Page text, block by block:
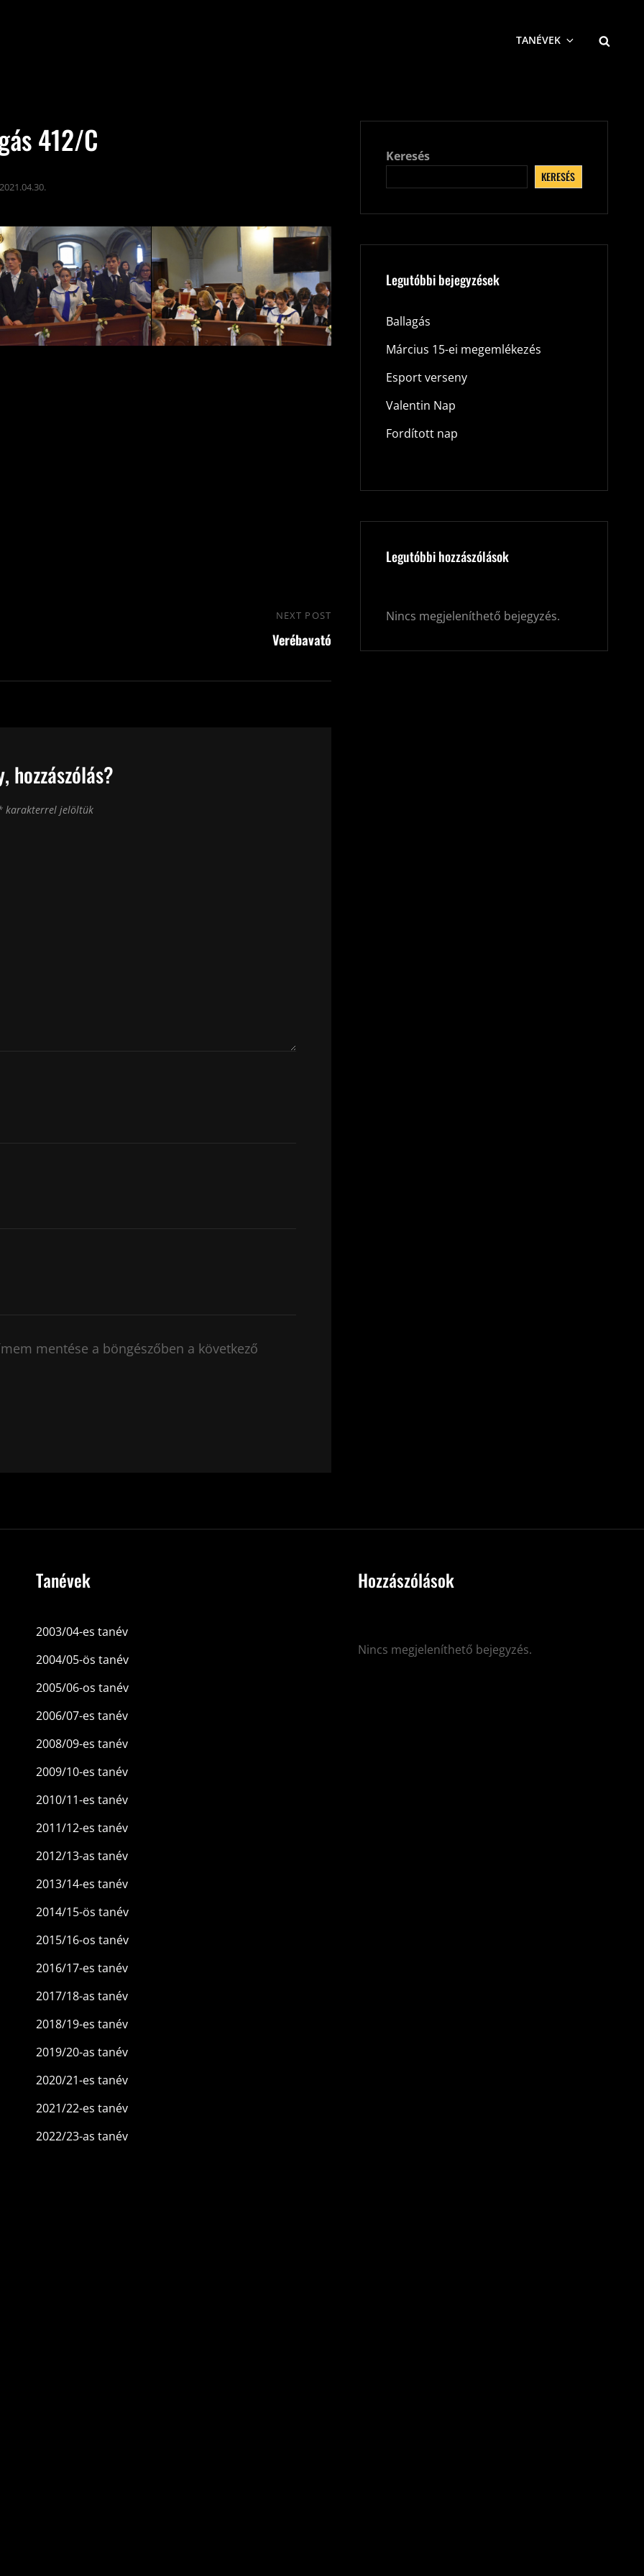
TANÉVEK
412/C
2021.04.30.
Next
Post
NEXT POST
Verébavató
hozzászólás?
karakterrel jelöltük
mentése a böngészőben a következő
Keresés
KERESÉS
Legutóbbi bejegyzések
Ballagás
Március 15-ei megemlékezés
Esport verseny
Valentin Nap
Fordított nap
Legutóbbi hozzászólások
Nincs megjeleníthető bejegyzés.
Tanévek
2003/04-es tanév
2004/05-ös tanév
2005/06-os tanév
2006/07-es tanév
2008/09-es tanév
2009/10-es tanév
2010/11-es tanév
2011/12-es tanév
2012/13-as tanév
2013/14-es tanév
2014/15-ös tanév
2015/16-os tanév
2016/17-es tanév
2017/18-as tanév
2018/19-es tanév
2019/20-as tanév
2020/21-es tanév
2021/22-es tanév
2022/23-as tanév
Hozzászólások
Nincs megjeleníthető bejegyzés.